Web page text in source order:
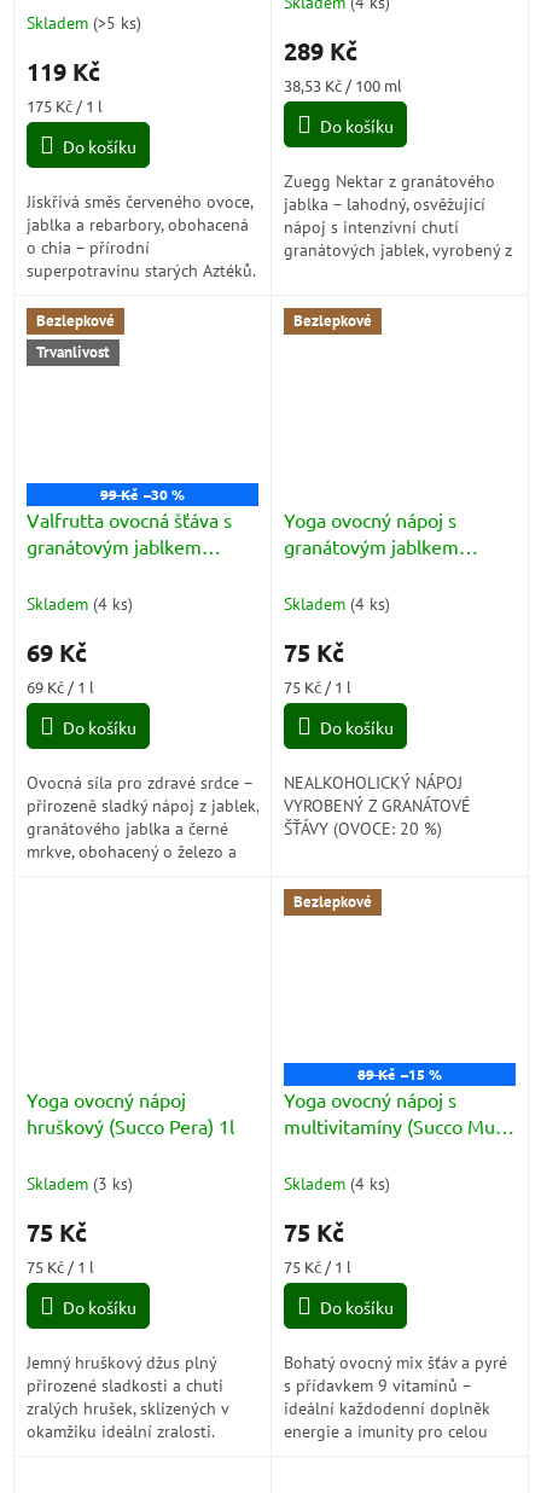
Chia) 680ml
Skladem (>5 ks)
119 Kč
Měrná
cena:
175 Kč / 1 l
Do košíku
Jiskřivá směs červeného ovoce,
jablka a rebarbory, obohacená
o chia – přírodní
superpotravinu starých Aztéků.
a koření, bez přidaných cukrů,
který...
6x125ml
Průměrné
produktu
5,0
5
289 Kč
Měrná
cena:
38,53 Kč / 100 ml
Do košíku
Zuegg Nektar z granátového
jablka – lahodný, osvěžující
nápoj s intenzivní chutí
granátových jablek, vyrobený z
během...
Bezlepkové
Trvanlivost
99 Kč –30 %
Valfrutta ovocná šťáva s
granátovým jablkem
Skladem (4 ks)
69 Kč
Měrná
cena:
69 Kč / 1 l
Do košíku
Ovocná síla pro zdravé srdce –
přirozeně sladký nápoj z jablek,
granátového jablka a černé
mrkve, obohacený o železo a
Bezlepkové
Yoga ovocný nápoj s
granátovým jablkem
Skladem (4 ks)
75 Kč
Měrná
cena:
75 Kč / 1 l
Do košíku
NEALKOHOLICKÝ NÁPOJ
VYROBENÝ Z GRANÁTOVÉ
ŠŤÁVY (OVOCE: 20 %)
Yoga ovocný nápoj
hruškový (Succo Pera) 1l
Skladem (3 ks)
75 Kč
Měrná
cena:
75 Kč / 1 l
Do košíku
Jemný hruškový džus plný
přirozené sladkosti a chuti
zralých hrušek, sklizených v
okamžiku ideální zralosti.
Bezlepkové
89 Kč –15 %
Yoga ovocný nápoj s
multivitamíny (Succo Multi
Skladem (4 ks)
75 Kč
Měrná
cena:
75 Kč / 1 l
Do košíku
Bohatý ovocný mix šťáv a pyré
s přídavkem 9 vitamínů –
ideální každodenní doplněk
energie a imunity pro celou